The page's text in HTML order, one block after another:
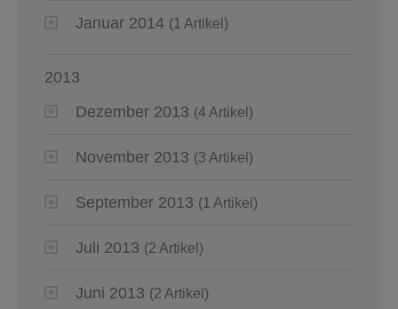
Januar 2014 (1 Artikel)
2013
Dezember 2013 (4 Artikel)
November 2013 (3 Artikel)
September 2013 (1 Artikel)
Juli 2013 (2 Artikel)
Juni 2013 (2 Artikel)